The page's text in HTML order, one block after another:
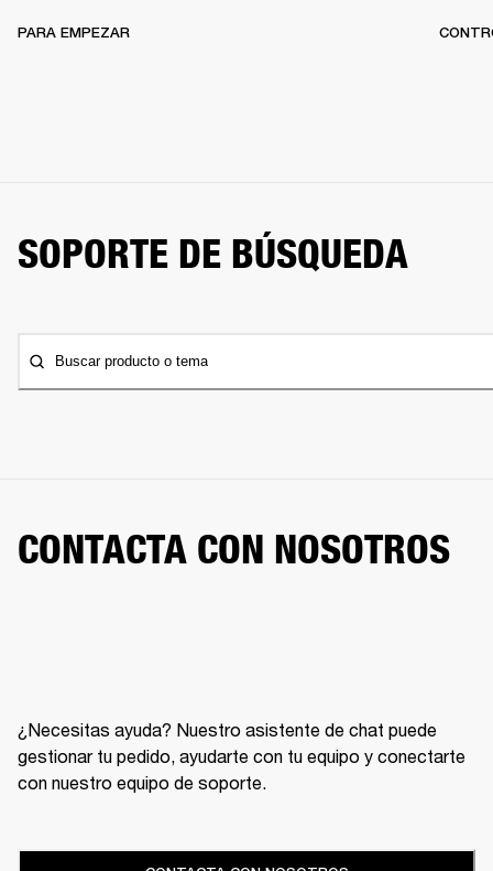
PARA EMPEZAR
SOPORTE DE BÚSQUEDA
Buscar producto o tema
CONTACTA CON NOSOTROS
¿Necesitas ayuda? Nuestro asistente de chat puede
gestionar tu pedido, ayudarte con tu equipo y conectarte
con nuestro equipo de soporte.